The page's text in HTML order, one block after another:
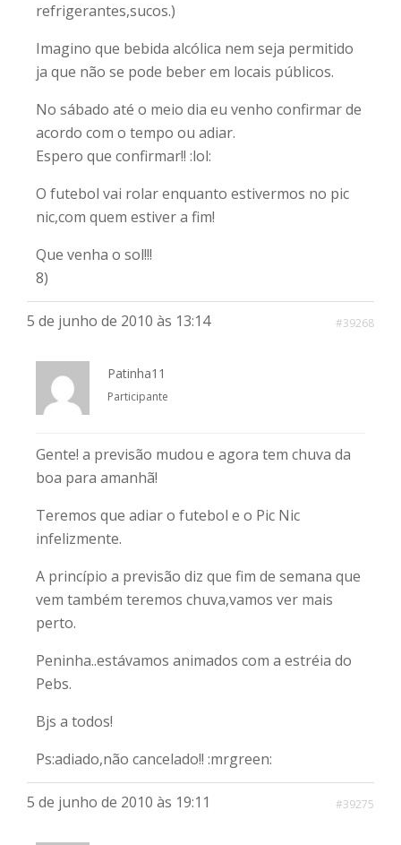
refrigerantes,sucos.)
Imagino que bebida alcólica nem seja permitido
ja que não se pode beber em locais públicos.
No sábado até o meio dia eu venho confirmar de
acordo com o tempo ou adiar.
Espero que confirmar!! :lol:
O futebol vai rolar enquanto estivermos no pic
nic,com quem estiver a fim!
Que venha o sol!!!
8)
5 de junho de 2010 às 13:14 #39268
Patinha11
Participante
Gente! a previsão mudou e agora tem chuva da
boa para amanhã!
Teremos que adiar o futebol e o Pic Nic
infelizmente.
A princípio a previsão diz que fim de semana que
vem também teremos chuva,vamos ver mais
perto.
Peninha..estávamos animados com a estréia do
Pebs.
Bjs a todos!
Ps:adiado,não cancelado!! :mrgreen:
5 de junho de 2010 às 19:11 #39275